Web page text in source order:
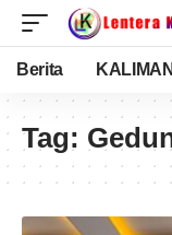
Berita
Tag: